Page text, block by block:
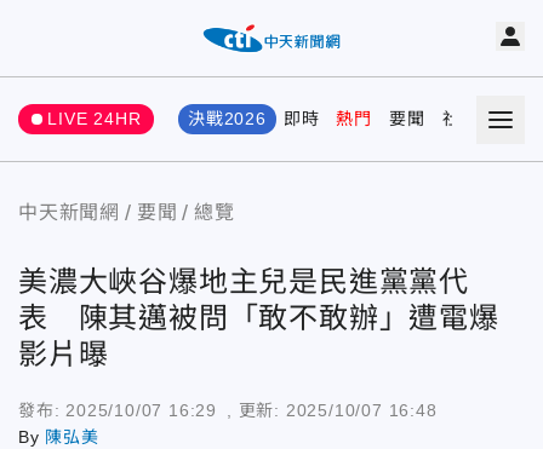
LIVE 24HR 決戰2026 即時 熱門 要聞 社會 娛樂
中天新聞網 要聞 總覽
美濃大峽谷爆地主兒是民進黨黨代
表 陳其邁被問「敢不敢辦」遭電爆
影片曝
發布: 2025/10/07 16:29 , 更新: 2025/10/07 16:48
By 陳弘美